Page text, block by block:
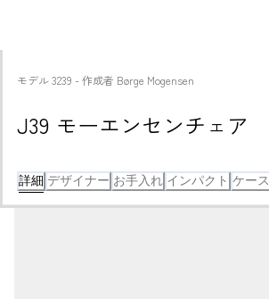
モデル3239 - 作成者 Børge Mogensen
J39 モーエンセンチェア
詳細 デザイナー お手入れ インパクト ケース